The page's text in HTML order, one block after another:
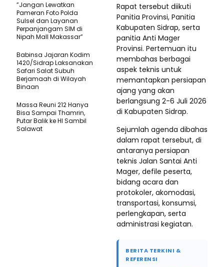
Rapat tersebut diikuti
Panitia Provinsi, Panitia
Kabupaten Sidrap, serta
panitia Anti Mager
Provinsi. Pertemuan itu
membahas berbagai
aspek teknis untuk
memantapkan persiapan
ajang yang akan
berlangsung 2-6 Juli 2026
di Kabupaten Sidrap.
Sejumlah agenda dibahas
dalam rapat tersebut, di
antaranya persiapan
teknis Jalan Santai Anti
Mager, defile peserta,
bidang acara dan
protokoler, akomodasi,
transportasi, konsumsi,
perlengkapan, serta
administrasi kegiatan.
BERITA TERKINI &
REFERENSI
”Jangan Lewatkan
Pameran Foto Polda
Sulsel dan Layanan
Perpanjangam SIM di
Nipah Mall Makassar”
Babinsa Jajaran Kodim
1420/Sidrap Laksanakan
Safari Salat Subuh
Berjamaah di Wilayah
Binaan
Massa Reuni 212 Hanya
Bisa Sampai Thamrin,
Putar Balik ke HI Sambil
Salawat